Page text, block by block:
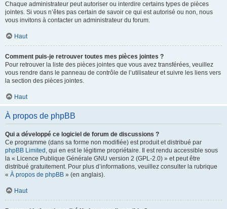
Chaque administrateur peut autoriser ou interdire certains types de pièces
jointes. Si vous n’êtes pas certain de savoir ce qui est autorisé ou non, nous
vous invitons à contacter un administrateur du forum.
Haut
Comment puis-je retrouver toutes mes pièces jointes ?
Pour retrouver la liste des pièces jointes que vous avez transférées, veuillez
vous rendre dans le panneau de contrôle de l’utilisateur et suivre les liens vers
la section des pièces jointes.
Haut
À propos de phpBB
Qui a développé ce logiciel de forum de discussions ?
Ce programme (dans sa forme non modifiée) est produit et distribué par
phpBB Limited , qui en est le légitime propriétaire. Il est rendu accessible sous
la « Licence Publique Générale GNU version 2 (GPL-2.0) » et peut être
distribué gratuitement. Pour plus d’informations, veuillez consulter la rubrique
« À propos de phpBB » (en anglais).
Haut